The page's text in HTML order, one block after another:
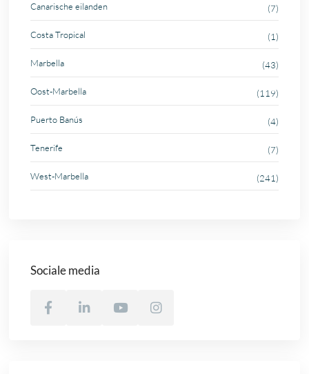
Canarische eilanden (7)
Costa Tropical (1)
Marbella (43)
Oost-Marbella (119)
Puerto Banús (4)
Tenerife (7)
West-Marbella (241)
Sociale media